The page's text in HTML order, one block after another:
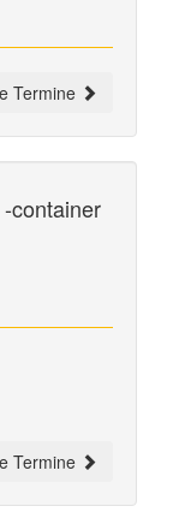
Termine
-container
Termine